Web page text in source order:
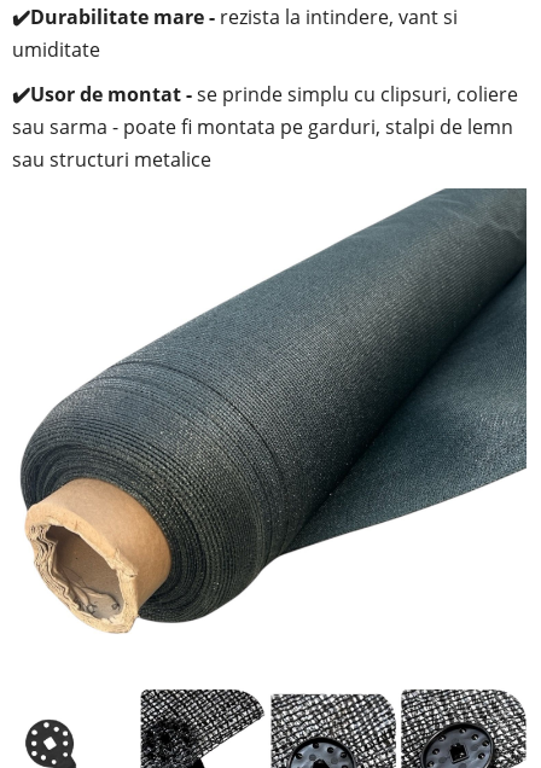
✔️Durabilitate mare - rezista la intindere, vant si
umiditate
✔️Usor de montat -se prinde simplu cu clipsuri, coliere
sau sarma - poate fi montata pe garduri, stalpi de lemn
sau structuri metalice